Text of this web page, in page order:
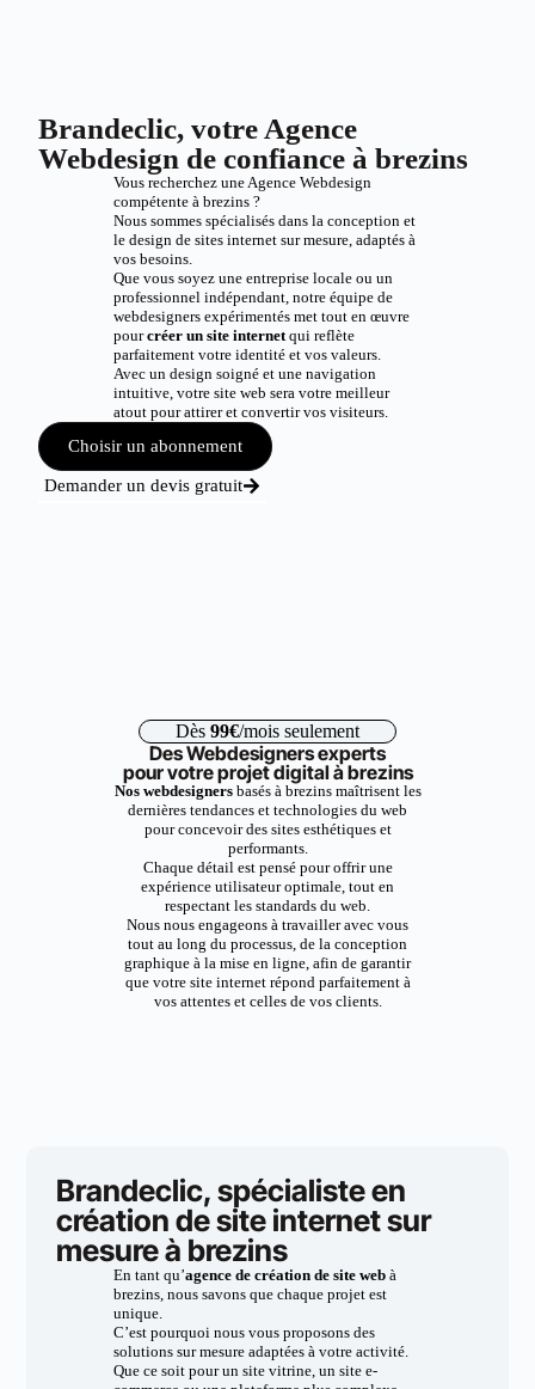
Brandeclic, votre Agence
Webdesign de confiance à brezins
Vous recherchez une Agence Webdesign
compétente à brezins ?
Nous sommes spécialisés dans la conception et
le design de sites internet sur mesure, adaptés à
vos besoins.
Que vous soyez une entreprise locale ou un
professionnel indépendant, notre équipe de
webdesigners expérimentés met tout en œuvre
pourcréer un site internetqui reflète
parfaitement votre identité et vos valeurs.
Avec un design soigné et une navigation
intuitive, votre site web sera votre meilleur
atout pour attirer et convertir vos visiteurs.
Choisir un abonnement
Demander un devis gratuit
Dès 99€/mois seulement
Des Webdesigners experts
pour votre projet digital à brezins
Nos webdesignersbasés à brezins maîtrisent les
dernières tendances et technologies du web
pour concevoir des sites esthétiques et
performants.
Chaque détail est pensé pour offrir une
expérience utilisateur optimale, tout en
respectant les standards du web.
Nous nous engageons à travailler avec vous
tout au long du processus, de la conception
graphique à la mise en ligne, afin de garantir
que votre site internet répond parfaitement à
vos attentes et celles de vos clients.
Brandeclic, spécialiste en
création de site internet sur
mesure à brezins
En tant qu’agence de création de site webà
brezins, nous savons que chaque projet est
unique.
C’est pourquoi nous vous proposons des
solutions sur mesure adaptées à votre activité.
Que ce soit pour un site vitrine, un site e-